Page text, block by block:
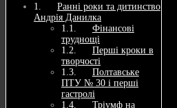
Ранні роки та дитинство
Андрія Данилка
Фінансові
труднощі
Перші кроки в
творчості
Полтавське
ПТУ № 30 і перші
гастролі
Тріумф на